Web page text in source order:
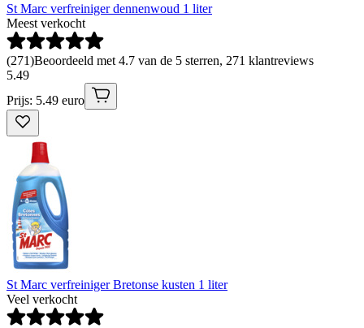
St Marc verfreiniger dennenwoud 1 liter
Meest verkocht
(271)Beoordeeld met 4.7 van de 5 sterren, 271 klantreviews
5.49
Prijs: 5.49 euro
St Marc verfreiniger Bretonse kusten 1 liter
Veel verkocht